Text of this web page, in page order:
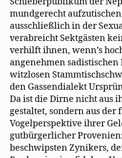
mundgerecht
ausschließlich in der
verabreicht Sektgästen
verhilft ihnen, wenn’s
angenehmen
witzlosen
den Gassendialekt
Da ist die Dirne nicht aus
gestaltet, sondern aus der
Vogelperspektive ihrer
gutbürgerlicher
beschwipsten Zynikers,